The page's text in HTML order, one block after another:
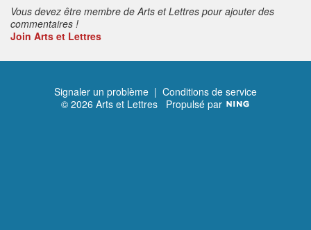
Vous devez être membre de Arts et Lettres pour ajouter des
commentaires !
Join Arts et Lettres
Signaler un problème | Conditions de service
© 2026 Arts et Lettres Propulsé par